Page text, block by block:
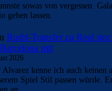
sowas von vergessen.
gehen lassen.
Rodri-Transfer zu Real
mit
2026
Alvarez kenne ich auch keinen
Spiel Stil passen würde.